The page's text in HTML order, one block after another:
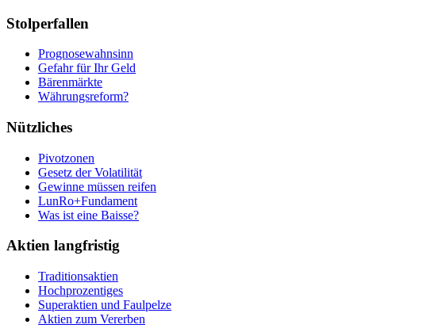
Stolperfallen
Prognosewahnsinn
Gefahr für Ihr Geld
Bärenmärkte
Währungsreform?
Nützliches
Pivotzonen
Gesetz der Volatilität
Gewinne müssen reifen
LunRo+Fundament
Was ist eine Baisse?
Aktien langfristig
Traditionsaktien
Hochprozentiges
Superaktien und Faulpelze
Aktien zum Vererben